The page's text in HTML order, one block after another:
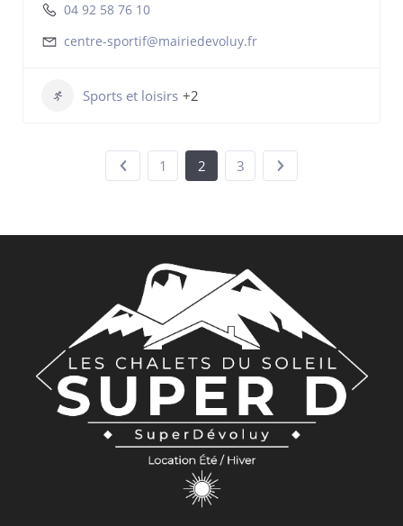
04 92 58 76 10
centre-sportif@mairiedevoluy.fr
Sports et loisirs +2
1 2 3